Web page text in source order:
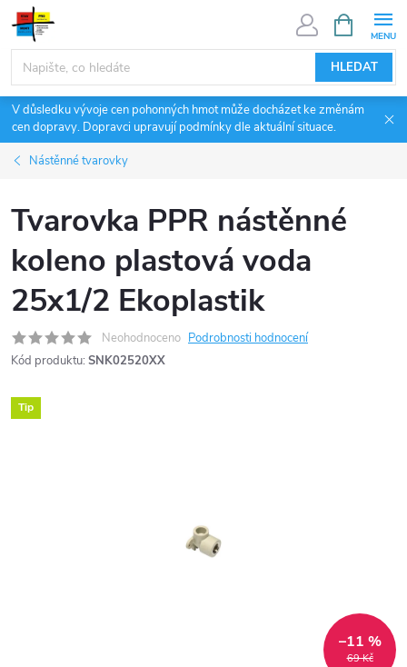
Přejít
obsah
HLEDAT
NÁKUPNÍ
KOŠÍK
V důsledku vývoje cen pohonných hmot může docházet ke změnám
cen dopravy. Dopravci upravují podmínky dle aktuální situace.
Nástěnné tvarovky
Tvarovka PPR nástěnné
koleno plastová voda
25x1/2 Ekoplastik
Neohodnoceno Podrobnosti hodnocení
Kód produktu: SNK02520XX
Tip
69 Kč
–11 %